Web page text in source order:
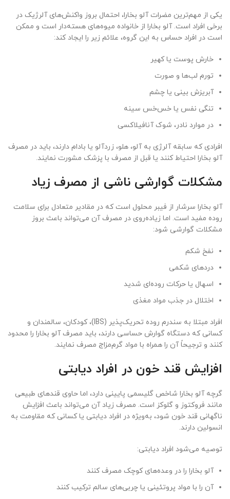
یکی از مهم‌ترین مضرات آلو بخارا، احتمال بروز واکنش‌های آلرژیک در
برخی افراد است. آلو بخارا از خانواده میوه‌های هسته‌دار است و ممکن
است در افراد حساس به این گروه، علائم زیر را ایجاد کند:
خارش پوست یا کهیر
تورم لب‌ها و صورت
آبریزش بینی یا چشم
تنگی نفس یا خس‌خس سینه
در موارد نادر، شوک آنافیلاکسی
افرادی که سابقه آلرژی به آلو، هلو، زردآلو یا بادام دارند، باید در مصرف
آلو بخارا احتیاط کنند یا قبل از مصرف با پزشک مشورت نمایند.
مشکلات گوارشی ناشی از مصرف زیاد
آلو بخارا سرشار از فیبر محلول است که در مقادیر متعادل برای سلامت
روده مفید است. اما زیاده‌روی در مصرف آن می‌تواند باعث بروز
مشکلات گوارشی شود:
نفخ شکم
دردهای شکمی
اسهال یا حرکات روده‌ای شدید
اختلال در جذب مواد مغذی
افراد مبتلا به سندرم روده تحریک‌پذیر (IBS)، کودکان، سالمندان و
کسانی که دستگاه گوارش حساسی دارند، باید مصرف آلو بخارا را محدود
کنند و ترجیحاً آن را همراه با مواد گرم‌مزاج مصرف نمایند.
افزایش قند خون در افراد دیابتی
گرچه آلو بخارا شاخص گلیسمی پایینی دارد، اما حاوی قندهای طبیعی
مانند فروکتوز و گلوکز است. مصرف زیاد آن می‌تواند باعث افزایش
ناگهانی قند خون شود، به‌ویژه در افراد دیابتی یا کسانی که مقاومت به
انسولین دارند.
توصیه می‌شود افراد دیابتی:
آلو بخارا را در وعده‌های کوچک مصرف کنند
آن را با مواد پروتئینی یا چربی‌های سالم ترکیب کنند